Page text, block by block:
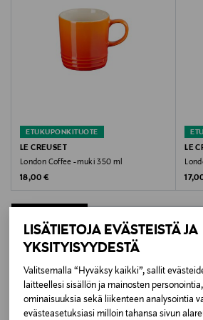
LISÄTIETOJA EVÄSTEISTÄ JA
YKSITYISYYDESTÄ
Valitsemalla “Hyväksy kaikki”, sallit
laitteellesi sisällön ja mainosten
ominaisuuksia sekä liikenteen analysointia
evästeasetuksiasi milloin tahansa sivun
Hoito-ohjeet
Mukin voi pestä astianpesukoneessa.
Mikroaaltouunin,uunin ja
CHAMBRAY
Koko
100 ML
Valmistusmaa
Valmistajan tuotenumero
ETUKUPONKITUOTE
LE CREUSET
London Coffee -muki 350 ml
Original Price
18,00 €
LE
LISÄÄ
TUOTTEITA